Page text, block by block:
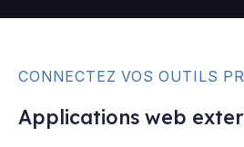
CONNECTEZ VOS OUTILS
Applications web